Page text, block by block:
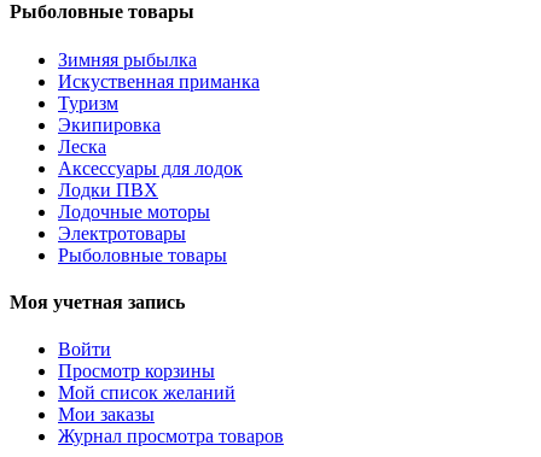
Рыболовные товары
Зимняя рыбылка
Искуственная приманка
Туризм
Экипировка
Леска
Аксессуары для лодок
Лодки ПВХ
Лодочные моторы
Электротовары
Рыболовные товары
Моя учетная запись
Войти
Просмотр корзины
Мой список желаний
Мои заказы
Журнал просмотра товаров